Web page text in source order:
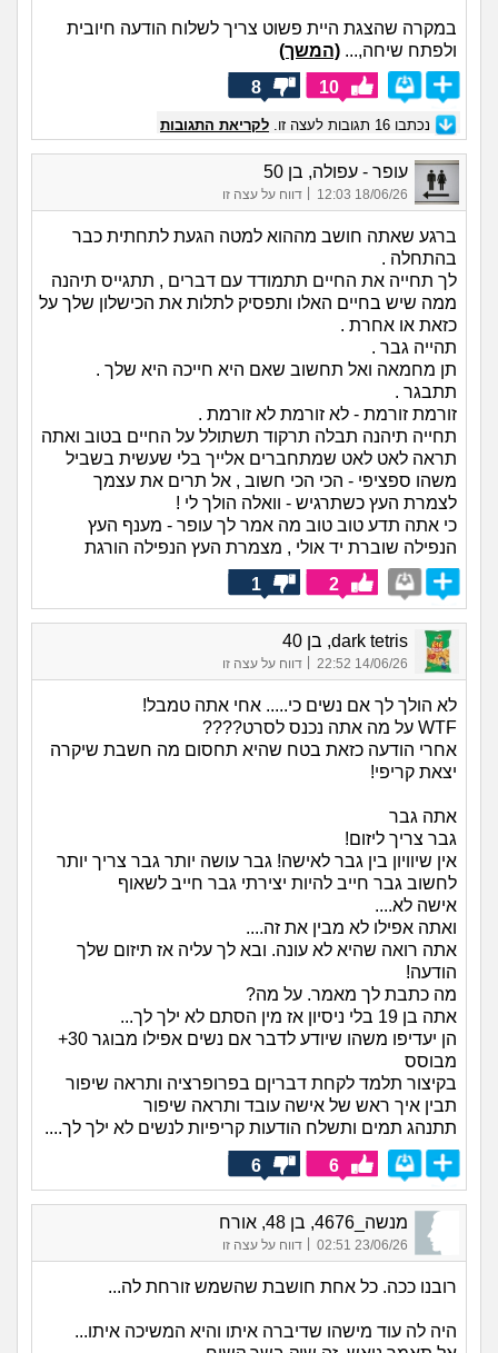
במקרה שהצגת היית פשוט צריך לשלוח הודעה חיובית
ולפתח שיחה,... (המשך)
10
8
נכתבו 16 תגובות לעצה זו. לקריאת התגובות
עופר - עפולה, בן 50
18/06/26 12:03 דווח על עצה זו
ברגע שאתה חושב מההוא למטה הגעת לתחתית כבר
בהתחלה .
לך תחייה את החיים תתמודד עם דברים , תתגייס תיהנה
ממה שיש בחיים האלו ותפסיק לתלות את הכישלון שלך על
כזאת או אחרת .
תהייה גבר .
תן מחמאה ואל תחשוב שאם היא חייכה היא שלך .
תתבגר .
זורמת זורמת - לא זורמת לא זורמת .
תחייה תיהנה תבלה תרקוד תשתולל על החיים בטוב ואתה
תראה לאט לאט שמתחברים אלייך בלי שעשית בשביל
משהו ספציפי - הכי הכי חשוב , אל תרים את עצמך
לצמרת העץ כשתרגיש - וואלה הולך לי !
כי אתה תדע טוב טוב מה אמר לך עופר - מענף העץ
הנפילה שוברת יד אולי , מצמרת העץ הנפילה הורגת
2
1
dark tetris, בן 40
14/06/26 22:52 דווח על עצה זו
לא הולך לך אם נשים כי..... אחי אתה טמבל!
WTF על מה אתה נכנס לסרט????
אחרי הודעה כזאת בטח שהיא תחסום מה חשבת שיקרה
יצאת קריפי!
אתה גבר
גבר צריך ליזום!
אין שיוויון בין גבר לאישה! גבר עושה יותר גבר צריך יותר
לחשוב גבר חייב להיות יצירתי גבר חייב לשאוף
אישה לא....
ואתה אפילו לא מבין את זה....
אתה רואה שהיא לא עונה. ובא לך עליה אז תיזום שלך
הודעה!
מה כתבת לך מאמר. על מה?
אתה בן 19 בלי ניסיון אז מין הסתם לא ילך לך...
הן יעדיפו משהו שיודע לדבר אם נשים אפילו מבוגר 30+
מבוסס
בקיצור תלמד לקחת דבריןם בפרופרציה ותראה שיפור
תבין איך ראש של אישה עובד ותראה שיפור
תתנהג תמים ותשלח הודעות קריפיות לנשים לא ילך לך....
6
6
מנשה_4676, בן 48, אורח
23/06/26 02:51
| דווח על עצה זו
רובנו ככה. כל אחת חושבת שהשמש זורחת לה...
היה לה עוד מישהו שדיברה איתו והיא המשיכה איתו...